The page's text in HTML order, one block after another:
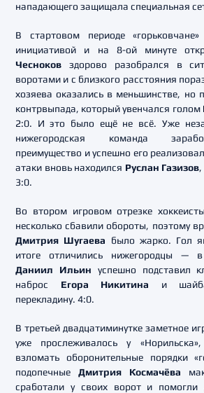
нападающего защищала специальная
В стартовом периоде
инициативой и на 8-ой минуте
Чесноков здорово разобрался в
воротами и с близкого расстояния
хозяева оказались в меньшинстве, но
контрвыпада, который увенчался голом
2:0. И это было ещё не всё. Уже
нижегородская команда
преимущество и успешно его
атаки вновь находился Руслан Газизов
3:0.
Во втором игровом отрезке
несколько сбавили обороты, поэтому
Дмитрия Шугаева было жарко. Гол
итоге отличились нижегородцы — в
Даниил Ильин успешно подставил
наброс Егора Никитина и
перекладину. 4:0.
В третьей двадцатиминутке заметное
уже прослеживалось у
взломать оборонительные порядки
подопечные Дмитрия Космачёва
сработали у своих ворот и помогли